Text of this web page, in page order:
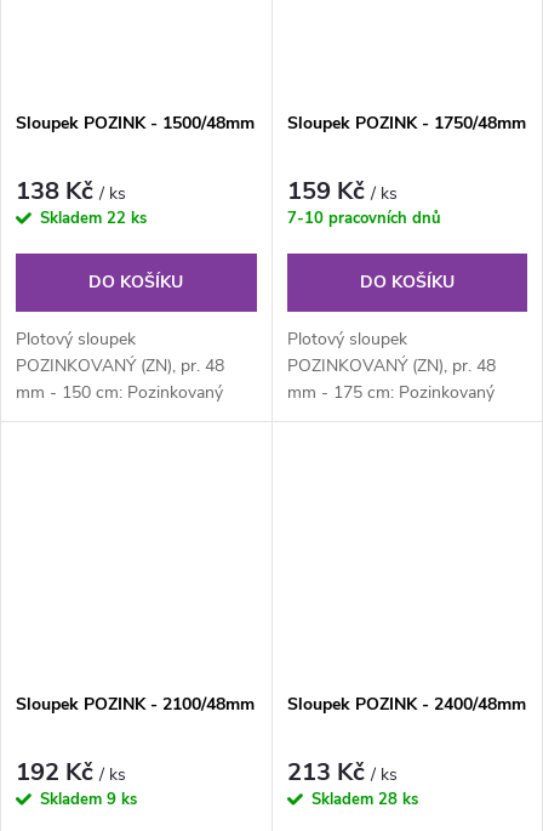
Sloupek POZINK - 1500/48mm
138 Kč/ ks
Skladem 22 ks
DO KOŠÍKU
Plotový sloupek
POZINKOVANÝ (ZN), pr. 48
mm - 150 cm: Pozinkovaný
kulatý plotový sloupek průměru
Sloupek POZINK - 1750/48mm
159 Kč/ ks
7-10 pracovních dnů
DO KOŠÍKU
Plotový sloupek
POZINKOVANÝ (ZN), pr. 48
mm - 175 cm: Pozinkovaný
kulatý plotový sloupek průměru
Sloupek POZINK - 2100/48mm
192 Kč/ ks
Skladem 9 ks
Sloupek POZINK - 2400/48mm
213 Kč/ ks
Skladem 28 ks